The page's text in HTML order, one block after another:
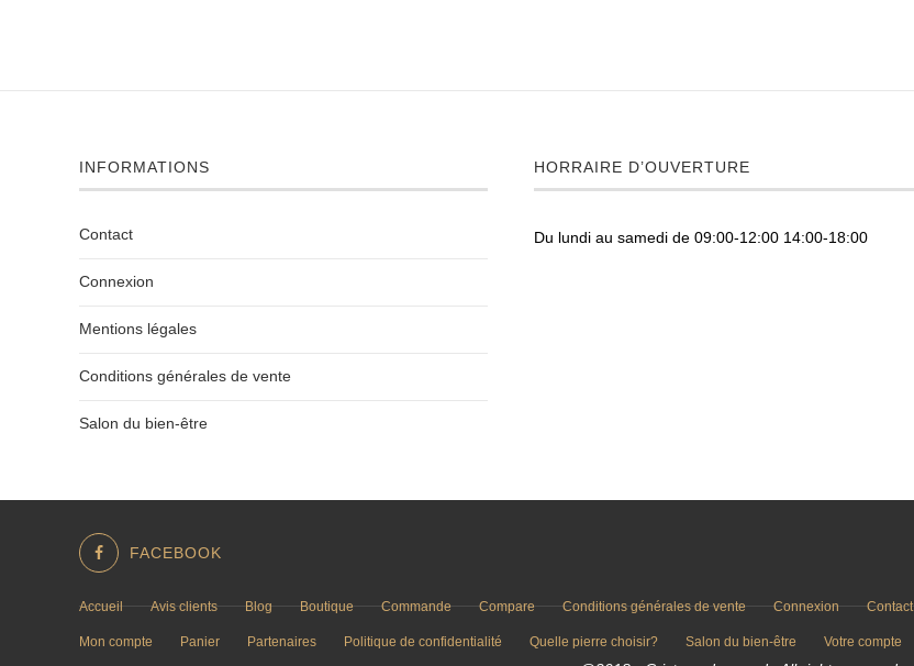
INFORMATIONS
Contact
Connexion
Mentions légales
Conditions générales de vente
Salon du bien-être
HORRAIRE D’OUVERTURE
Du lundi au samedi de 09:00-12:00 14:00-18:00
FACEBOOK
Accueil Avis clients Blog Boutique Commande Compare Conditions générales de vente Connexion Contact
Mon compte Panier Partenaires Politique de confidentialité Quelle pierre choisir? Salon du bien-être Votre compte